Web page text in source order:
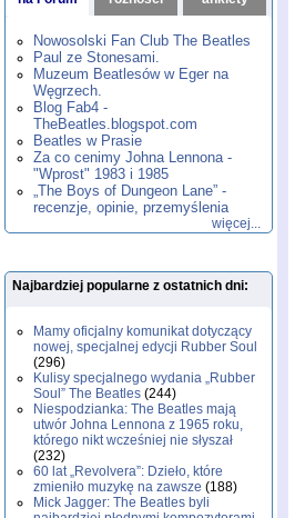
,1982,1983 ,1984,
1985,1986,1987 ,1988,1989,
1990, 1991,1992,1993
1995,1996 ,1997,1998 ,1999,
2000,2001, 2004
2005,2006, 2007
2010,2011,2012,2013,2014
2015,2016, 2017,
2020,2021,2022,2023,2024 ,
2025,2026
Nowosolski Fan Club The Beatles
Paul ze Stonesami.
Muzeum Beatlesów w Eger na
Węgrzech.
Blog Fab4 -
TheBeatles.blogspot.com
Beatles w Prasie
Za co cenimy Johna Lennona -
"Wprost" 1983 i 1985
„The Boys of Dungeon Lane” -
recenzje, opinie, przemyślenia
więcej...
Najbardziej popularne z ostatnich dni:
Mamy oficjalny komunikat dotyczący
nowej, specjalnej edycji Rubber Soul
(296)
Kulisy specjalnego wydania „Rubber
Soul” The Beatles (244)
Niespodzianka: The Beatles mają
utwór Johna Lennona z 1965 roku,
którego nikt wcześniej nie słyszał
(232)
60 lat „Revolvera”: Dzieło, które
zmieniło muzykę na zawsze (188)
Mick Jagger: The Beatles byli